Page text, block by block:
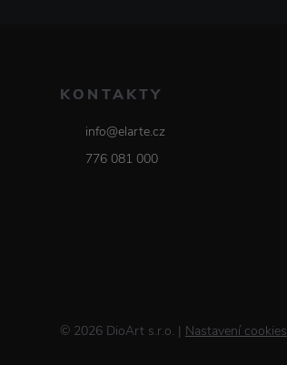
KONTAKTY
info@elarte.cz
776 081 000
© 2026 DioArt s.r.o. | Nastavení cookies